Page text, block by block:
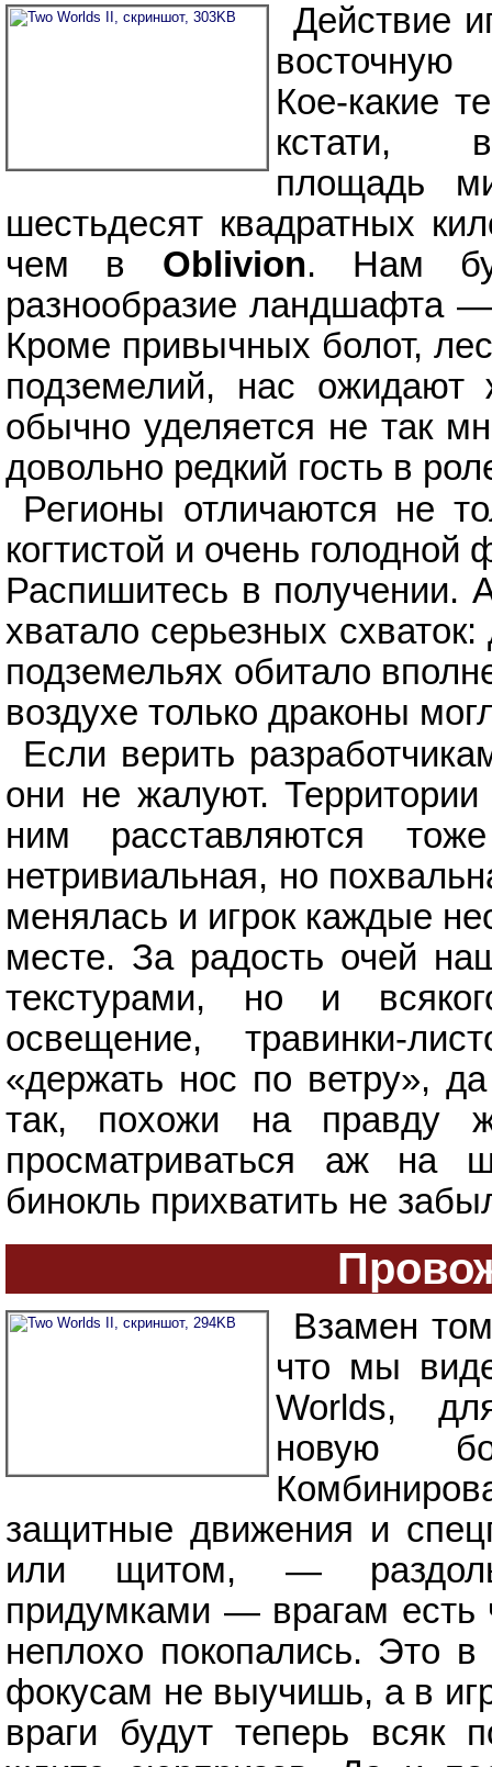
Действие
восточную
Кое-какие
кстати,
площадь
шестьдесят квадратных
чем в Oblivion. Нам
разнообразие ландшафта —
Кроме привычных болот,
подземелий, нас ожидают
обычно уделяется не так
довольно редкий гость в
Регионы отличаются не
когтистой и очень
Распишитесь в получении.
хватало серьезных
подземельях обитало
воздухе только драконы
Если верить
они не жалуют.
ним расставляются
нетривиальная, но
менялась и игрок каждые
месте. За радость очей
текстурами, но и
освещение, травинки-
«держать нос по ветру»,
так, похожи на правду
просматриваться аж
бинокль прихватить не
Взамен
что мы
Worlds,
новую
защитные движения и
или щитом, —
придумками — врагам есть
неплохо покопались. Это
фокусам не выучишь, а в
враги будут теперь всяк